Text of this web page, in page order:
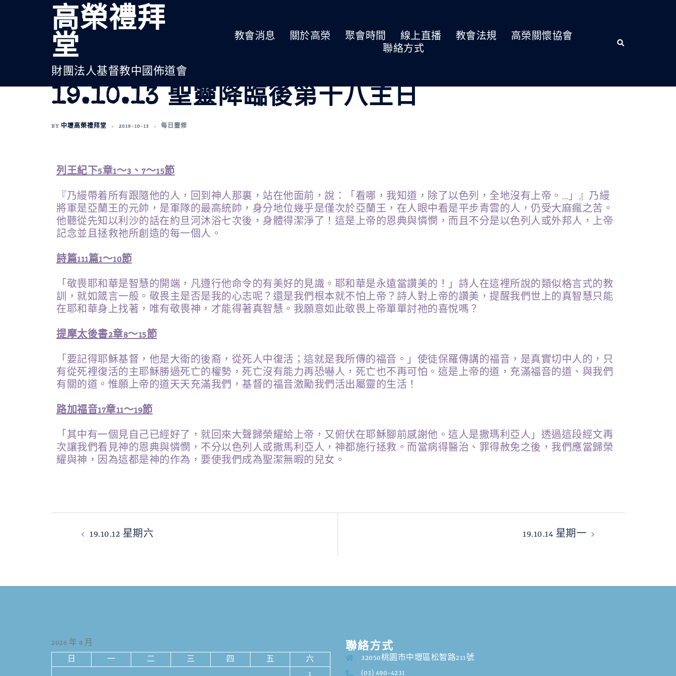
高榮禮拜
堂
財團法人基督教中國佈道會
教會消息 關於高榮 聚會時間 線上直播 教會法規
高榮關懷協會
聯絡方式
19.10.13 聖靈降臨後第十八主日
BY 中壢高榮禮拜堂 2019-10-13 每日靈修
列王紀下5章1～3、7～15節
『乃縵帶着所有跟隨他的人，回到神人那裏，站在他面前，說：「看哪，我知道，除了以色列，全地沒有上帝。…」』乃縵
將軍是亞蘭王的元帥，是軍隊的最高統帥，身分地位幾乎是僅次於亞蘭王，在人眼中看是平步青雲的人，仍受大麻瘋之苦。
他聽從先知以利沙的話在約旦河沐浴七次後，身體得潔淨了！這是上帝的恩典與憐憫，而且不分是以色列人或外邦人，上帝
記念並且拯救祂所創造的每一個人。
詩篇111篇1～10節
「敬畏耶和華是智慧的開端，凡遵行他命令的有美好的見識。耶和華是永遠當讚美的！」詩人在這裡所說的類似格言式的教
訓，就如箴言一般。敬畏主是否是我的心志呢？還是我們根本就不怕上帝？詩人對上帝的讚美，提醒我們世上的真智慧只能
在耶和華身上找著，唯有敬畏神，才能得著真智慧。我願意如此敬畏上帝單單討祂的喜悅嗎？
提摩太後書2章8～15節
「要記得耶穌基督，他是大衛的後裔，從死人中復活；這就是我所傳的福音。」使徒保羅傳講的福音，是真實切中人的，只
有從死裡復活的主耶穌勝過死亡的權勢，死亡沒有能力再恐嚇人，死亡也不再可怕。這是上帝的道，充滿福音的道、與我們
有關的道。惟願上帝的道天天充滿我們，基督的福音激勵我們活出屬靈的生活！
路加福音17章11～19節
「其中有一個見自己已經好了，就回來大聲歸榮耀給上帝，又俯伏在耶穌腳前感謝他。這人是撒瑪利亞人」透過這段經文再
次讓我們看見神的恩典與憐憫，不分以色列人或撒馬利亞人，神都施行拯救。而當病得醫治、罪得赦免之後，我們應當歸榮
耀與神，因為這都是神的作為，要使我們成為聖潔無暇的兒女。
19.10.12 星期六 19.10.14 星期一
2026 年 8 月
日 一 二 三 四 五
六
1
聯絡方式
32050桃園市中壢區松智路211號
(03) 490-4231